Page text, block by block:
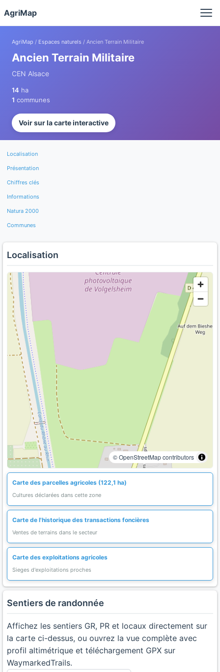
AgriMap
AgriMap / Espaces naturels / Ancien Terrain Militaire
Ancien Terrain Militaire
CEN Alsace
14 ha
1 communes
Voir sur la carte interactive
Localisation
Présentation
Chiffres clés
Informations
Natura 2000
Communes
Localisation
© OpenStreetMap contributors
Carte des parcelles agricoles (122,1 ha)
Cultures déclarées dans cette zone
Carte de l'historique des transactions foncières
Ventes de terrains dans le secteur
Carte des exploitations agricoles
Sieges d'exploitations proches
Sentiers de randonnée
Affichez les sentiers GR, PR et locaux directement sur
la carte ci-dessus, ou ouvrez la vue complète avec
profil altimétrique et téléchargement GPX sur
WaymarkedTrails.